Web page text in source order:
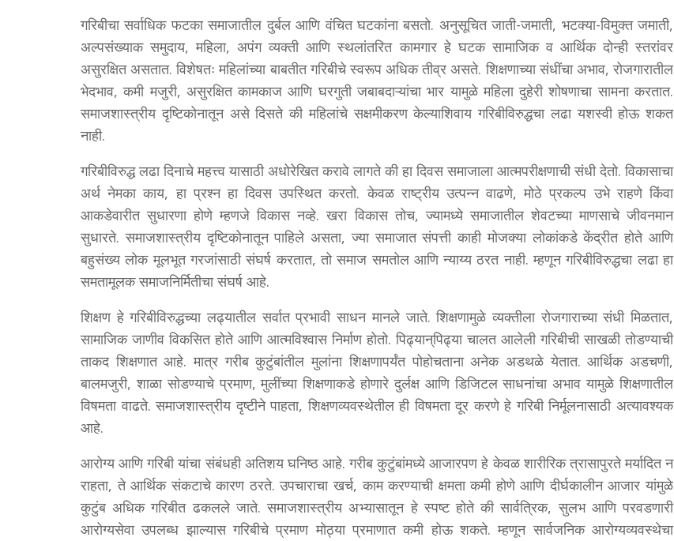
गरिबीचा सर्वाधिक फटका समाजातील दुर्बल आणि वंचित घटकांना बसतो. अनुसूचित जाती-जमाती, भटक्या-विमुक्त जमाती,
अल्पसंख्याक समुदाय, महिला, अपंग व्यक्ती आणि स्थलांतरित कामगार हे घटक सामाजिक व आर्थिक दोन्ही स्तरांवर
असुरक्षित असतात. विशेषतः महिलांच्या बाबतीत गरिबीचे स्वरूप अधिक तीव्र असते. शिक्षणाच्या संधींचा अभाव, रोजगारातील
भेदभाव, कमी मजुरी, असुरक्षित कामकाज आणि घरगुती जबाबदाऱ्यांचा भार यामुळे महिला दुहेरी शोषणाचा सामना करतात.
समाजशास्त्रीय दृष्टिकोनातून असे दिसते की महिलांचे सक्षमीकरण केल्याशिवाय गरिबीविरुद्धचा लढा यशस्वी होऊ शकत
नाही.
गरिबीविरुद्ध लढा दिनाचे महत्त्व यासाठी अधोरेखित करावे लागते की हा दिवस समाजाला आत्मपरीक्षणाची संधी देतो. विकासाचा
अर्थ नेमका काय, हा प्रश्न हा दिवस उपस्थित करतो. केवळ राष्ट्रीय उत्पन्न वाढणे, मोठे प्रकल्प उभे राहणे किंवा
आकडेवारीत सुधारणा होणे म्हणजे विकास नव्हे. खरा विकास तोच, ज्यामध्ये समाजातील शेवटच्या माणसाचे जीवनमान
सुधारते. समाजशास्त्रीय दृष्टिकोनातून पाहिले असता, ज्या समाजात संपत्ती काही मोजक्या लोकांकडे केंद्रीत होते आणि
बहुसंख्य लोक मूलभूत गरजांसाठी संघर्ष करतात, तो समाज समतोल आणि न्याय्य ठरत नाही. म्हणून गरिबीविरुद्धचा लढा हा
समतामूलक समाजनिर्मितीचा संघर्ष आहे.
शिक्षण हे गरिबीविरुद्धच्या लढ्यातील सर्वात प्रभावी साधन मानले जाते. शिक्षणामुळे व्यक्तीला रोजगाराच्या संधी मिळतात,
सामाजिक जाणीव विकसित होते आणि आत्मविश्वास निर्माण होतो. पिढ्यान्‌पिढ्या चालत आलेली गरिबीची साखळी तोडण्याची
ताकद शिक्षणात आहे. मात्र गरीब कुटुंबांतील मुलांना शिक्षणापर्यंत पोहोचताना अनेक अडथळे येतात. आर्थिक अडचणी,
बालमजुरी, शाळा सोडण्याचे प्रमाण, मुलींच्या शिक्षणाकडे होणारे दुर्लक्ष आणि डिजिटल साधनांचा अभाव यामुळे शिक्षणातील
विषमता वाढते. समाजशास्त्रीय दृष्टीने पाहता, शिक्षणव्यवस्थेतील ही विषमता दूर करणे हे गरिबी निर्मूलनासाठी अत्यावश्यक
आहे.
आरोग्य आणि गरिबी यांचा संबंधही अतिशय घनिष्ठ आहे. गरीब कुटुंबांमध्ये आजारपण हे केवळ शारीरिक त्रासापुरते मर्यादित न
राहता, ते आर्थिक संकटाचे कारण ठरते. उपचाराचा खर्च, काम करण्याची क्षमता कमी होणे आणि दीर्घकालीन आजार यांमुळे
कुटुंब अधिक गरिबीत ढकलले जाते. समाजशास्त्रीय अभ्यासातून हे स्पष्ट होते की सार्वत्रिक, सुलभ आणि परवडणारी
आरोग्यसेवा उपलब्ध झाल्यास गरिबीचे प्रमाण मोठ्या प्रमाणात कमी होऊ शकते. म्हणून सार्वजनिक आरोग्यव्यवस्थेचा